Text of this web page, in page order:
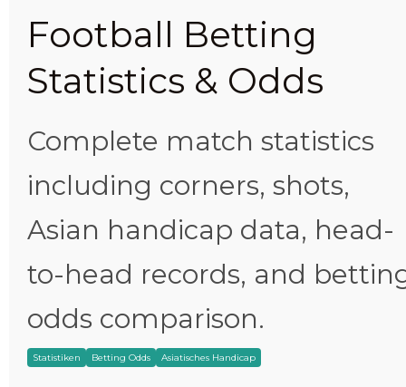
Football Betting
Statistics & Odds
Complete match statistics
including corners, shots,
Asian handicap data, head-
to-head records, and
odds comparison.
Statistiken Betting Odds Asiatisches Handicap